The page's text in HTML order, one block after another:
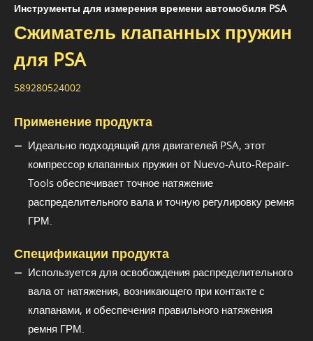
Инструменты для измерения времени автомобиля PSA
Сжиматель клапанных пружин
для PSA
589280524002
Применение продукта
Идеально подходящий для двигателей PSA, этот
компрессор клапанных пружин от Nuevo-Auto-Repair-
Tools обеспечивает точное натяжение
распределительного вала и точную регулировку ремня
ГРМ.
Спецификации продукта
Используется для освобождения распределительного
вала от натяжения, возникающего при контакте с
клапанами, и обеспечения правильного натяжения
ремня ГРМ.